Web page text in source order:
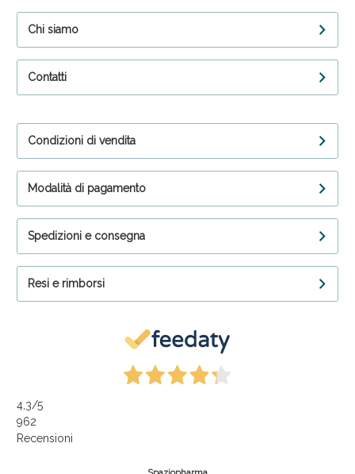
Chi siamo
Contatti
Condizioni di vendita
Modalità di pagamento
Spedizioni e consegna
Resi e rimborsi
4,3/5
962
Recensioni